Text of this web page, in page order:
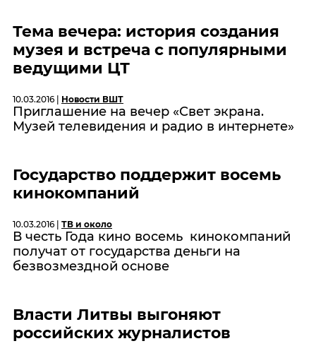
Тема вечера: история создания
музея и встреча с популярными
ведущими ЦТ
10.03.2016 | Новости ВШТ
Приглашение на вечер «Свет экрана.
Музей телевидения и радио в интернете»
Государство поддержит восемь
кинокомпаний
10.03.2016 | ТВ и около
В честь Года кино восемь кинокомпаний
получат от государства деньги на
безвозмездной основе
Власти Литвы выгоняют
российских журналистов